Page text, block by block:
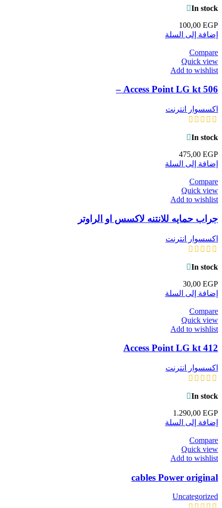
In stock
100,00 EGP
إضافة إلى السلة
Compare
Quick view
Add to wishlist
Access Point LG kt 506 –
اكسسوار انترنت
In stock
475,00 EGP
إضافة إلى السلة
Compare
Quick view
Add to wishlist
جراب حمايه للانتنه لاكسس او الراوتر
اكسسوار انترنت
In stock
30,00 EGP
إضافة إلى السلة
Compare
Quick view
Add to wishlist
Access Point LG kt 412
اكسسوار انترنت
In stock
1.290,00 EGP
إضافة إلى السلة
Compare
Quick view
Add to wishlist
cables Power original
Uncategorized